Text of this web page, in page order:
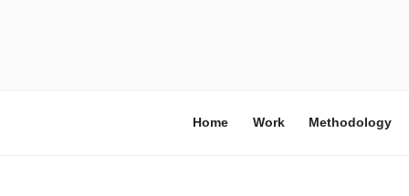
Home Work Methodology